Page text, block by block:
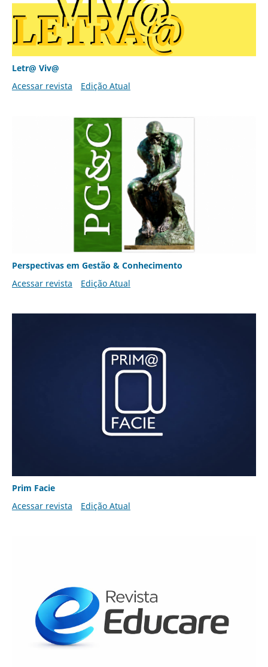
Letr@ Viv@
Acessar revista
Edição Atual
Perspectivas em Gestão & Conhecimento
Acessar revista
Edição Atual
Prim Facie
Acessar revista
Edição Atual